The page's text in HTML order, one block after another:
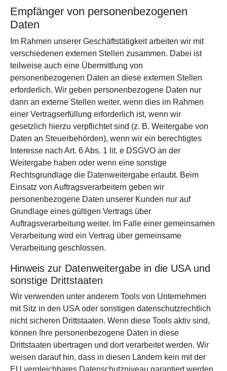
Empfänger von personenbezogenen
Daten
Im Rahmen unserer Geschäftstätigkeit arbeiten wir mit
verschiedenen externen Stellen zusammen. Dabei ist
teilweise auch eine Übermittlung von
personenbezogenen Daten an diese externen Stellen
erforderlich. Wir geben personenbezogene Daten nur
dann an externe Stellen weiter, wenn dies im Rahmen
einer Vertragserfüllung erforderlich ist, wenn wir
gesetzlich hierzu verpflichtet sind (z. B. Weitergabe von
Daten an Steuerbehörden), wenn wir ein berechtigtes
Interesse nach Art. 6 Abs. 1 lit. e DSGVO an der
Weitergabe haben oder wenn eine sonstige
Rechtsgrundlage die Datenweitergabe erlaubt. Beim
Einsatz von Auftragsverarbeitern geben wir
personenbezogene Daten unserer Kunden nur auf
Grundlage eines gültigen Vertrags über
Auftragsverarbeitung weiter. Im Falle einer gemeinsamen
Verarbeitung wird ein Vertrag über gemeinsame
Verarbeitung geschlossen.
Hinweis zur Datenweitergabe in die USA und
sonstige Drittstaaten
Wir verwenden unter anderem Tools von Unternehmen
mit Sitz in den USA oder sonstigen datenschutzrechtlich
nicht sicheren Drittstaaten. Wenn diese Tools aktiv sind,
können Ihre personenbezogene Daten in diese
Drittstaaten übertragen und dort verarbeitet werden. Wir
weisen darauf hin, dass in diesen Ländern kein mit der
EU vergleichbares Datenschutzniveau garantiert werden